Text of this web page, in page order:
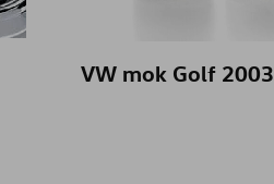
VW mok Golf 2003